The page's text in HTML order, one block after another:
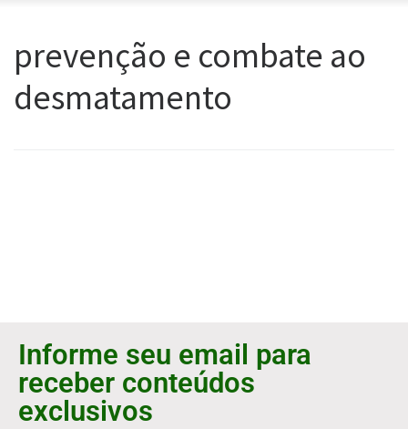
prevenção e combate ao
desmatamento
Informe seu email para
receber conteúdos
exclusivos